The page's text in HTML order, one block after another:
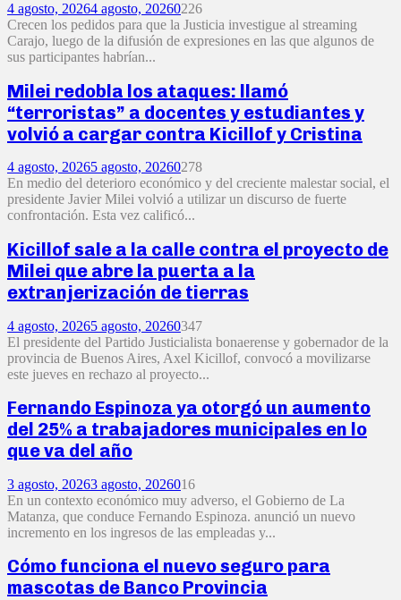
4 agosto, 20264 agosto, 20260226
Crecen los pedidos para que la Justicia investigue al streaming
Carajo, luego de la difusión de expresiones en las que algunos de
sus participantes habrían...
Milei redobla los ataques: llamó
“terroristas” a docentes y estudiantes y
volvió a cargar contra Kicillof y Cristina
4 agosto, 20265 agosto, 20260278
En medio del deterioro económico y del creciente malestar social, el
presidente Javier Milei volvió a utilizar un discurso de fuerte
confrontación. Esta vez calificó...
Kicillof sale a la calle contra el proyecto de
Milei que abre la puerta a la
extranjerización de tierras
4 agosto, 20265 agosto, 20260347
El presidente del Partido Justicialista bonaerense y gobernador de la
provincia de Buenos Aires, Axel Kicillof, convocó a movilizarse
este jueves en rechazo al proyecto...
Fernando Espinoza ya otorgó un aumento
del 25% a trabajadores municipales en lo
que va del año
3 agosto, 20263 agosto, 2026016
En un contexto económico muy adverso, el Gobierno de La
Matanza, que conduce Fernando Espinoza. anunció un nuevo
incremento en los ingresos de las empleadas y...
Cómo funciona el nuevo seguro para
mascotas de Banco Provincia